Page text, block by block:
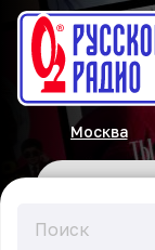
Москва